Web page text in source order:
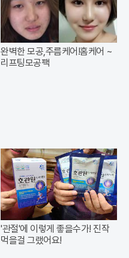
완벽한 모공,주름케어!홈케어 ~
리프팅모공팩
'관절'에 이렇게 좋을수가! 진작
먹을걸 그랬어요!